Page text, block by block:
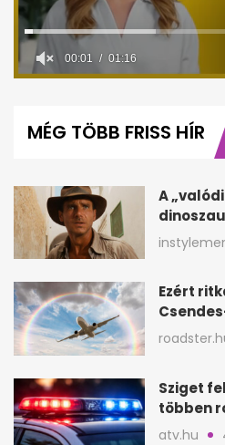
minute,
00:02 01:16
MÉG TÖBB FRISS HÍR
A
talált a
Ezért
Sziget
többen
atv.hu